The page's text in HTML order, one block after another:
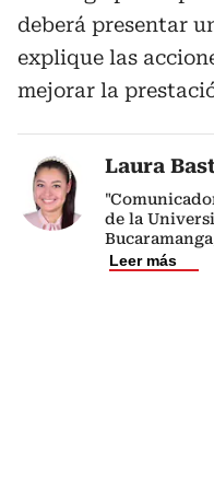
deberá presentar
explique las
mejorar la
Laura
de la
Leer más